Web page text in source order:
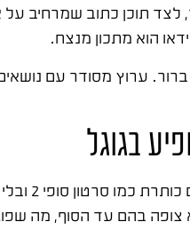
תוכן כתוב שמרחיב על
הוא מתכון מנצח.
ערוץ מסודר עם נושאים
בגוגל
הטעות
צופה בהם עד הסוף, מה